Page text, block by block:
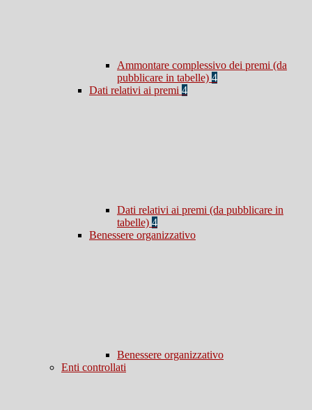
Ammontare complessivo dei premi (da
pubblicare in tabelle) 4
Dati relativi ai premi 4
Dati relativi ai premi (da pubblicare in
tabelle) 4
Benessere organizzativo
Benessere organizzativo
Enti controllati